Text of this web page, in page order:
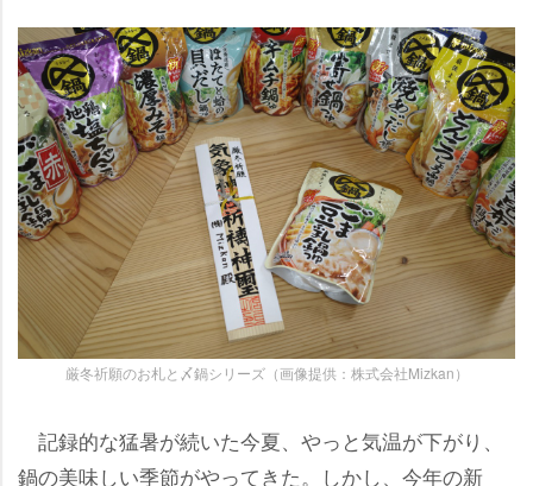
厳冬祈願のお札と〆鍋シリーズ（画像提供：株式会社Mizkan）
記録的な猛暑が続いた今夏、やっと気温が下がり、
鍋の美味しい季節がやってきた。しかし、今年の新